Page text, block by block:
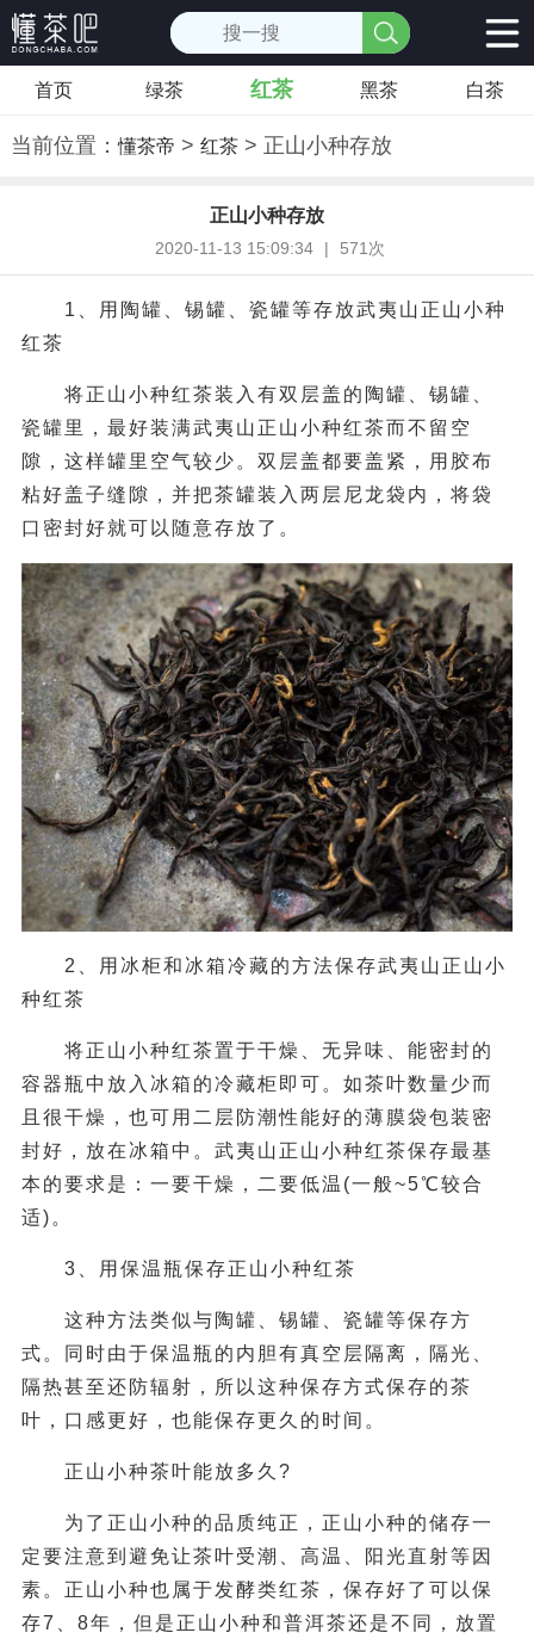
首页 绿茶 红茶 黑茶 白茶
当前位置：懂茶帝 > 红茶> 正山小种存放
正山小种存放
2020-11-13 15:09:34 | 571次
1、用陶罐、锡罐、瓷罐等存放武夷山正山小种
红茶
将正山小种红茶装入有双层盖的陶罐、锡罐、
瓷罐里，最好装满武夷山正山小种红茶而不留空
隙，这样罐里空气较少。双层盖都要盖紧，用胶布
粘好盖子缝隙，并把茶罐装入两层尼龙袋内，将袋
口密封好就可以随意存放了。
2、用冰柜和冰箱冷藏的方法保存武夷山正山小
种红茶
将正山小种红茶置于干燥、无异味、能密封的
容器瓶中放入冰箱的冷藏柜即可。如茶叶数量少而
且很干燥，也可用二层防潮性能好的薄膜袋包装密
封好，放在冰箱中。武夷山正山小种红茶保存最基
本的要求是：一要干燥，二要低温(一般~5℃较合
适)。
3、用保温瓶保存正山小种红茶
这种方法类似与陶罐、锡罐、瓷罐等保存方
式。同时由于保温瓶的内胆有真空层隔离，隔光、
隔热甚至还防辐射，所以这种保存方式保存的茶
叶，口感更好，也能保存更久的时间。
正山小种茶叶能放多久?
为了正山小种的品质纯正，正山小种的储存一
定要注意到避免让茶叶受潮、高温、阳光直射等因
素。正山小种也属于发酵类红茶，保存好了可以保
存7、8年，但是正山小种和普洱茶还是不同，放置